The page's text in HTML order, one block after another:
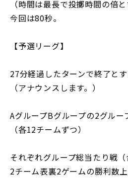
（時間は最長で投擲時間の倍と
今回は80秒。
【予選リーグ】
27分経過したターンで終了とす
（アナウンスします。）
AグループBグループの2グルー
（各12チームずつ）
それぞれグループ総当たり戦（
2チーム表裏2ゲームの勝利数